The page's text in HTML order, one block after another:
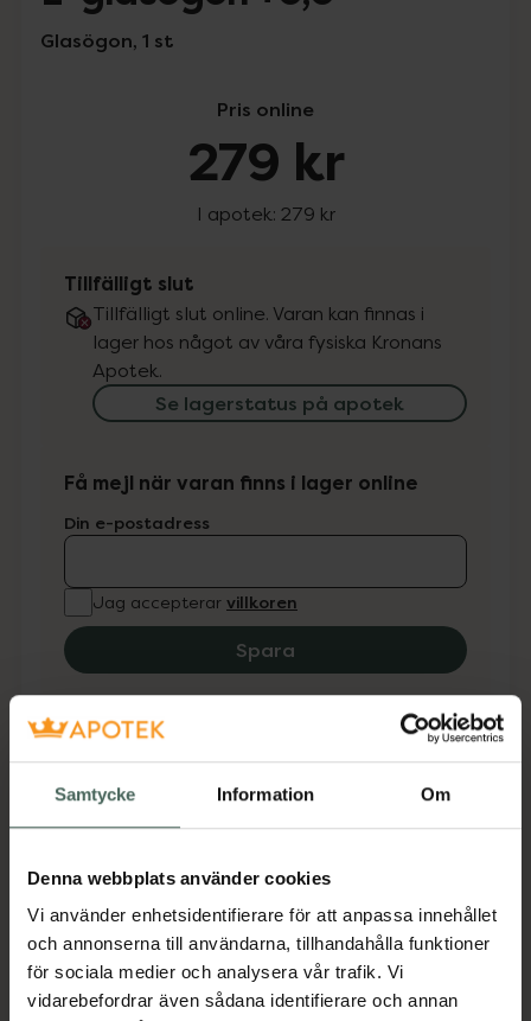
Samtycke Information Om
Denna webbplats använder cookies
Vi använder enhetsidentifierare för att anpassa innehållet
och annonserna till användarna, tillhandahålla funktioner
för sociala medier och analysera vår trafik. Vi
vidarebefordrar även sådana identifierare och annan
Glasögon, 1 st
Pris online
279 kr
I apotek: 279 kr
Tillfälligt slut
Tillfälligt slut online. Varan kan finnas i
lager hos något av våra fysiska Kronans
Apotek.
Se lagerstatus på apotek
Få mejl när varan finns i lager online
Din e-postadress
Jag accepterar villkoren
Spara
Fler produkter från Haga Optik
Beskrivning Dölj
Haga Optik Blåljusglasögon Austin för barn i
en klassisk modell i färgen svart som skyddar
ögonen mot det blå ljuset från digitala
enheter. Metalldelarna är antinickel-
behandlade.